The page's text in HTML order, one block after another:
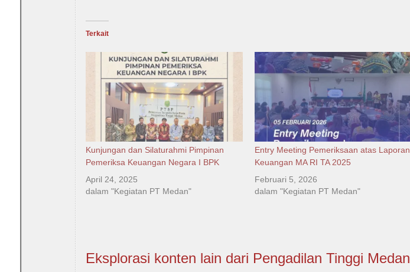
Terkait
Kunjungan dan Silaturahmi Pimpinan
Pemeriksa Keuangan Negara I BPK
April 24, 2025
dalam "Kegiatan PT Medan"
Entry Meeting Pemeriksaan atas Laporan
Keuangan MA RI TA 2025
Februari 5, 2026
dalam "Kegiatan PT Medan"
Eksplorasi konten lain dari Pengadilan Tinggi Medan